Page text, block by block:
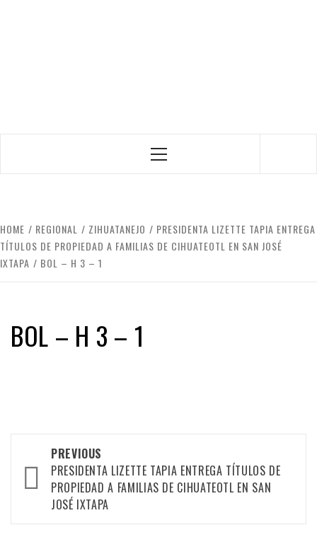
Primary
HOME REGIONAL ZIHUATANEJO
PRESIDENTA LIZETTE TAPIA ENTREGA
TÍTULOS DE PROPIEDAD A FAMILIAS DE CIHUATEOTL EN SAN JOSÉ
IXTAPA
BOL – H 3 – 1
BOL – H 3 – 1
navigation
PREVIOUS
PRESIDENTA LIZETTE TAPIA ENTREGA TÍTULOS DE
PROPIEDAD A FAMILIAS DE CIHUATEOTL EN SAN
JOSÉ IXTAPA